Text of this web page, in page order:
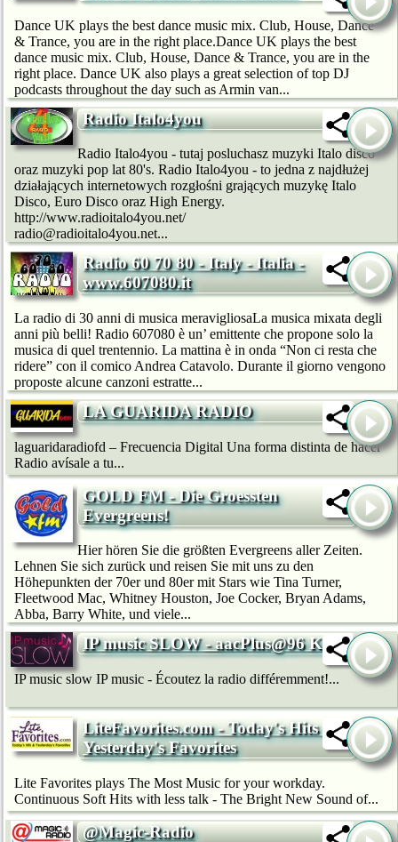
Dance UK plays the best dance music mix. Club, House, Dance
& Trance, you are in the right place.Dance UK plays the best
dance music mix. Club, House, Dance & Trance, you are in the
right place. Dance UK also plays a great selection of top DJ
podcasts throughout the day such as Armin van...
Radio Italo4you
Radio Italo4you - tutaj posluchasz muzyki Italo disco
oraz muzyki pop lat 80's. Radio Italo4you - to jedna z najdłużej
działających internetowych rozgłośni grających muzykę Italo
Disco, Euro Disco oraz High Energy.
http://www.radioitalo4you.net/
radio@radioitalo4you.net...
Radio 60 70 80 - Italy - Italia -
www.607080.it
La radio di 30 anni di musica meravigliosaLa musica mixata degli
anni più belli! Radio 607080 è un’ emittente che propone solo la
musica di quel trentennio. La mattina è in onda “Non ci resta che
ridere” con il comico Andrea Catavolo. Durante il giorno vengono
proposte alcune canzoni estratte...
LA GUARIDA RADIO
laguaridaradiofd – Frecuencia Digital Una forma distinta de hacer
Radio avísale a tu...
GOLD FM - Die Groessten
Evergreens!
Hier hören Sie die größten Evergreens aller Zeiten.
Lehnen Sie sich zurück und reisen Sie mit uns zu den
Höhepunkten der 70er und 80er mit Stars wie Tina Turner,
Fleetwood Mac, Whitney Houston, Joe Cocker, Bryan Adams,
Abba, Barry White, und viele...
IP music SLOW - aacPlus@96 Kb/s
IP music slow IP music - Écoutez la radio différemment!...
LiteFavorites.com - Today's Hits &
Yesterday's Favorites
Lite Favorites plays The Most Music for your workday.
Continuous Soft Hits with less talk - The Bright New Sound of...
@Magic-Radio